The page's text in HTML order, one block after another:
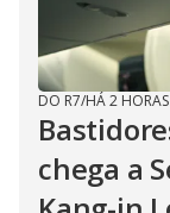
DO R7/HÁ 2 HORAS
chega a